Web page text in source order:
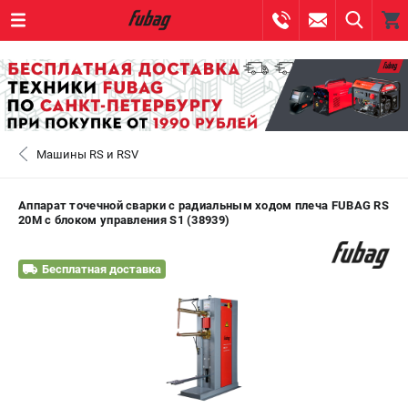
+7 (8112) 59-10-67 - ЗАКАЗ ЗАПЧАСТЕЙ
+7 (812) 317-60-57
САНКТ-ПЕТЕРБУРГ
0 ₽
Машины RS и RSV
Аппарат точечной сварки c радиальным ходом плеча FUBAG RS
20M с блоком управления S1 (38939)
Бесплатная доставка